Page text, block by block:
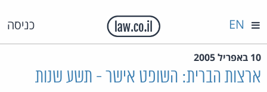
כניסה EN
10 באפריל 2005
ארצות הברית: השופט אישר - תשע שנות